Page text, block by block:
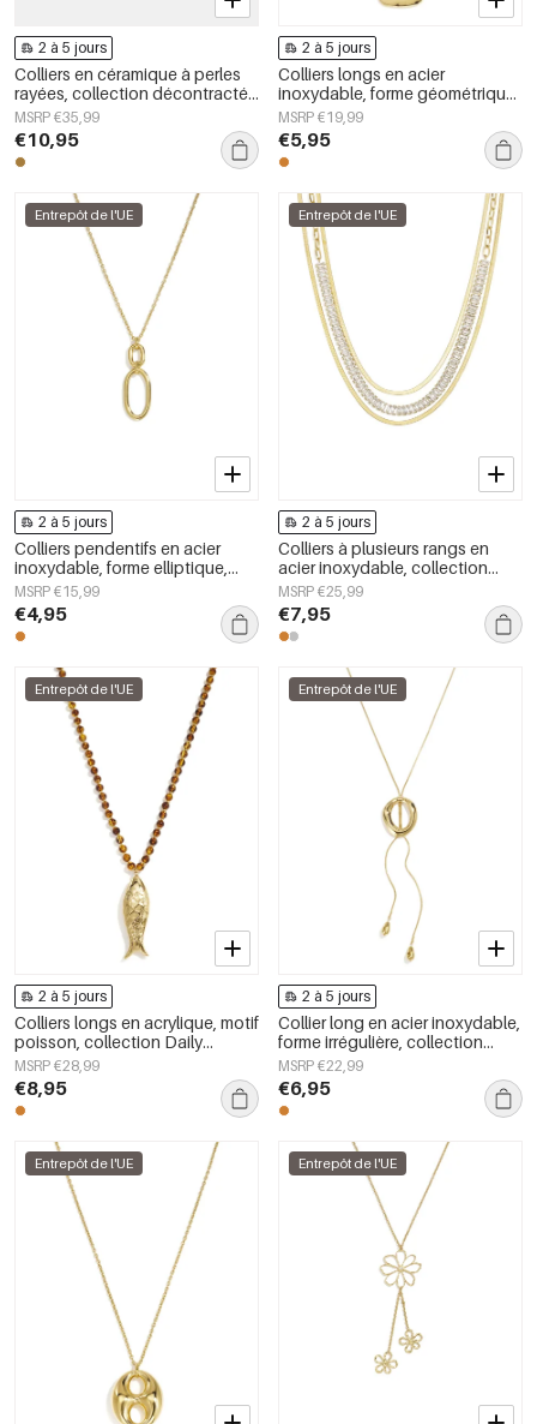
2 à 5 jours
Colliers en céramique à perles
rayées, collection décontractée
et simple pour femmes
MSRP €35,99
€10,95
2 à 5 jours
Colliers longs en acier
inoxydable, forme géométrique,
collection simple pour le
quotidien, bijoux pour femmes
MSRP €19,99
€5,95
Entrepôt de l'UE
2 à 5 jours
Colliers pendentifs en acier
inoxydable, forme elliptique,
collection Simple Daily Simple,
bijoux pour femmes
MSRP €15,99
€4,95
Entrepôt de l'UE
2 à 5 jours
Colliers à plusieurs rangs en
acier inoxydable, collection
simple et décontractée pour
femmes
MSRP €25,99
€7,95
Entrepôt de l'UE
2 à 5 jours
Colliers longs en acrylique, motif
poisson, collection Daily
Simple, bijoux pour femmes
MSRP €28,99
€8,95
Entrepôt de l'UE
2 à 5 jours
Collier long en acier inoxydable,
forme irrégulière, collection
Simple Daily Simple, bijoux pour
femmes
MSRP €22,99
€6,95
Entrepôt de l'UE Entrepôt de l'UE